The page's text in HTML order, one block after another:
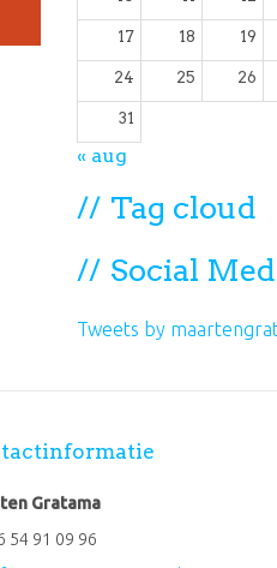
17 18 19
24 25 26
31
« aug
Tag cloud
Social
Tweets by
Gratama
54 91 09 96